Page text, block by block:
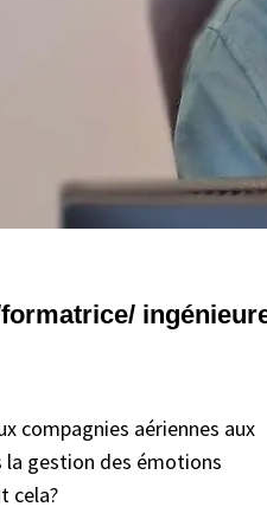
compagnies aériennes aux
la gestion des émotions
cela?